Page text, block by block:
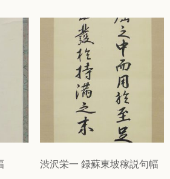
渋沢栄一 録蘇東坡稼説句幅